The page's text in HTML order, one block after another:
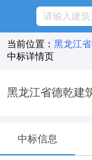
当前位置： 黑龙江
中标详情页
黑龙江省德乾建
中标信息